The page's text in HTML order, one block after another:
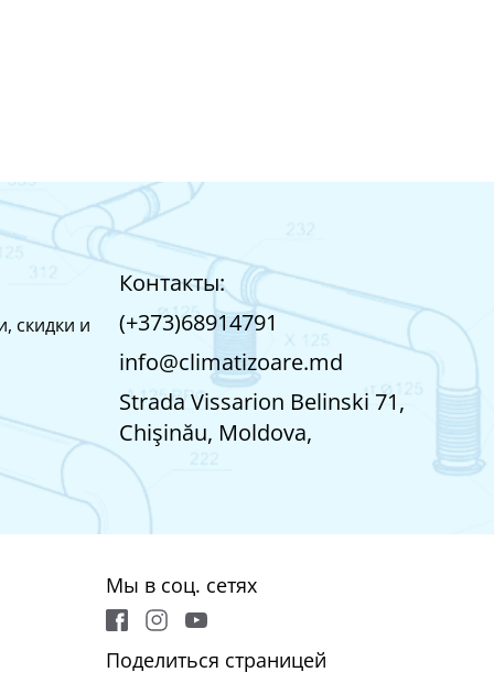
скидки и
Контакты:
(+373)68914791
info@climatizoare.md
Strada Vissarion Belinski 71,
Chişinău, Moldova,
Мы в соц. сетях
Поделиться страницей